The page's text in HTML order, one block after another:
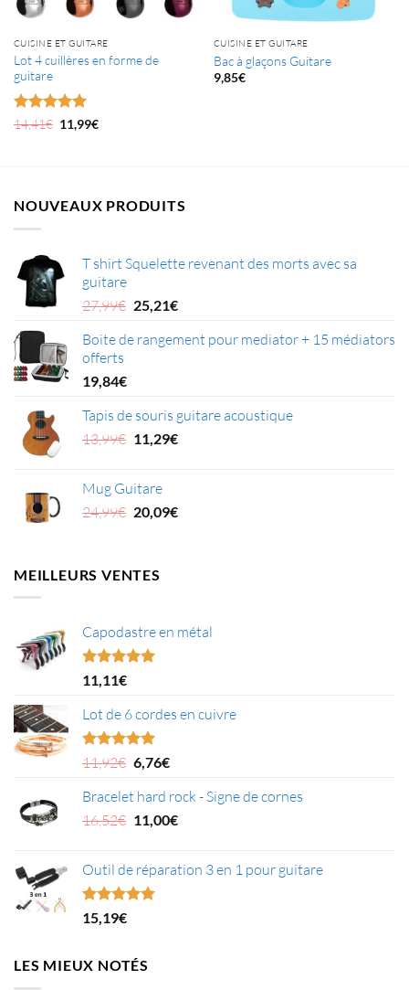
CUISINE ET GUITARE
Lot 4 cuillères en forme de
guitare
Note5 sur
14,41€ Le
prix
11,99€Le
CUISINE ET GUITARE
Bac à glaçons Guitare
9,85€
NOUVEAUX PRODUITS
T shirt Squelette revenant des morts avec sa
guitare
27,99€ Le
initial
25,21€Le
actuel
Boite de rangement pour mediator + 15 médiators
offerts
19,84€
Tapis de souris guitare acoustique
13,99€ Le
était :
13,99€.
11,29€Le
11,29€.
Mug Guitare
24,99€ Le
était :
24,99€.
20,09€Le
MEILLEURS VENTES
Capodastre en métal
Note4.95
sur 5
11,11€
Lot de 6 cordes en cuivre
Note5.00
sur 5
11,92€ Le
initial
était :
6,76€Le
actuel
est :
Bracelet hard rock - Signe de cornes
16,52€ Le
était :
16,52€.
11,00€Le
est :
Outil de réparation 3 en 1 pour guitare
Note5.00
sur 5
15,19€
LES MIEUX NOTÉS